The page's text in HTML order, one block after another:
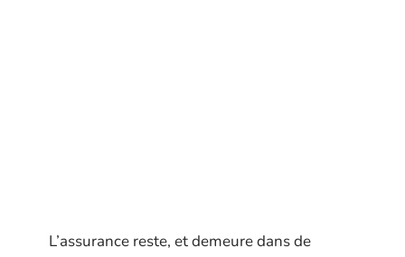
L’assurance reste, et demeure dans de